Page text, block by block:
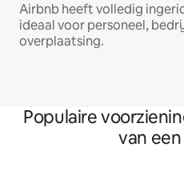
Airbnb heeft volledig
ideaal voor personeel,
overplaatsing.
Populaire
van